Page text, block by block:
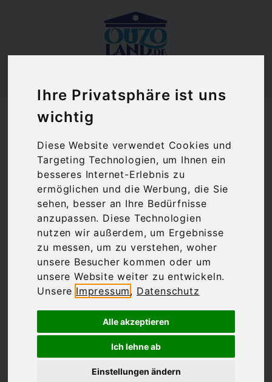
Ihre Privatsphäre ist uns
wichtig
Diese Website verwendet Cookies und
Targeting Technologien, um Ihnen ein
besseres Internet-Erlebnis zu
ermöglichen und die Werbung, die Sie
sehen, besser an Ihre Bedürfnisse
anzupassen. Diese Technologien
nutzen wir außerdem, um Ergebnisse
zu messen, um zu verstehen, woher
unsere Besucher kommen oder um
unsere Website weiter zu entwickeln.
Unsere Impressum, Datenschutz
Alle akzeptieren
Ich lehne ab
Einstellungen ändern
Ouzoland.de
Mastiha Koukoudo Gatsios Likör (0,2 l)